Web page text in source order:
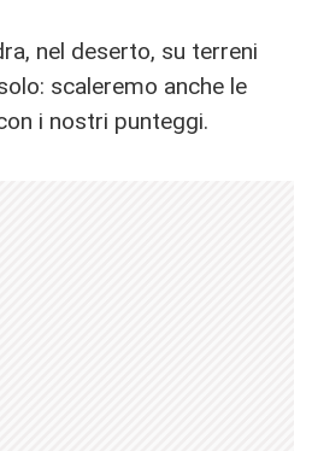
nel deserto, su terreni
scaleremo anche le
i nostri punteggi.